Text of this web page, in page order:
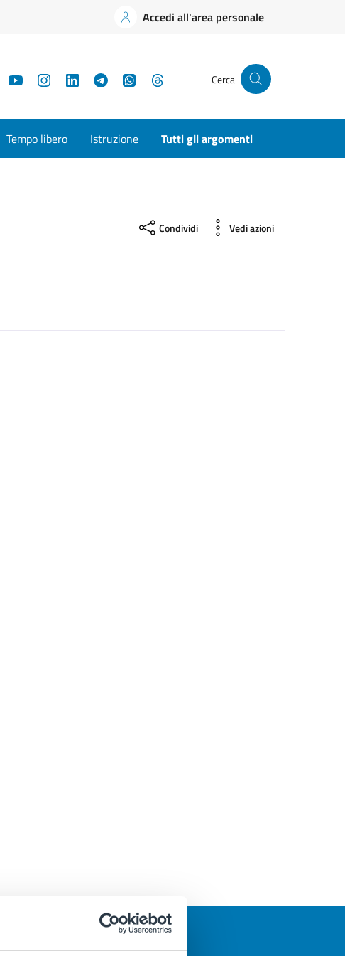
Accedi all'area personale
YouTubeInstagramLinkedInTelegramWhatsApp Cerca
Tempo libero Istruzione Tutti gli argomenti
Condividi Vedi azioni